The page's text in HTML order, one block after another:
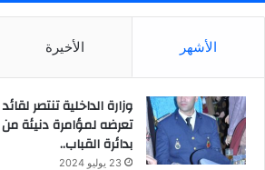
الأشهر الأخيرة
وزارة الداخلية تنتصر
تعرضه لمؤامرة دنيئة
بدائرة القباب..
23 يوليو 2024